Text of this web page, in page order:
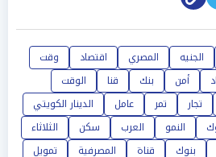
الجنيه المصري اقتصاد
وقت
أمن بنك قنا
الوقت
تجار تمر عامل
الدينار الكويتي
النمو العرب سكن
الثلاثاء
بنوك قناة المصرفية
تمويل